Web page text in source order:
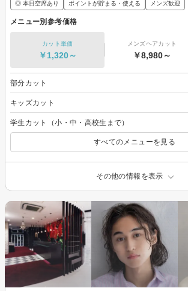
◎ 本日空席あり ポイントが貯まる・使える メンズ歓迎
メニュー別参考価格
カット単価
￥1,320～
メンズヘアカット
￥8,980～
部分カット
キッズカット
学生カット（小・中・高校生まで）
すべてのメニューを見る
その他の情報を表示